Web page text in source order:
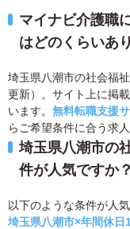
マイナビ介護職
はどのくらいあ
埼玉県八潮市の社会福
更新）。サイト上に掲
います。 無料転職支援
らご希望条件に合う求
埼玉県八潮市の
件が人気ですか？
以下のような条件が人気
埼玉県八潮市×年間休日